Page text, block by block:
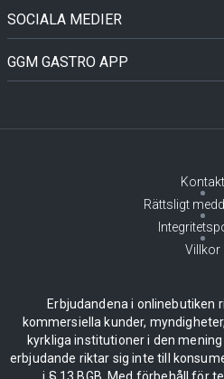
SOCIALA MEDIER
GGM GASTRO APP
Kontakt
Rättsligt
Villkor
Erbjudandena i onlinebutiken
kommersiella kunder,
kyrkliga institutioner i den
erbjudande riktar sig inte till